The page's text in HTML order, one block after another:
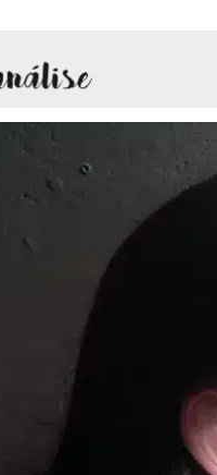
Psicanálise